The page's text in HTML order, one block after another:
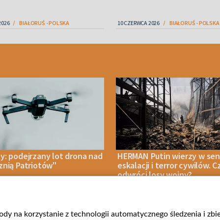
BIAŁORUŚ - POLSKA 10 CZERWCA 2026 BIAŁORUŚ - POLSKA
podejrzany lot drona nad
Patriotów"
HERMAN Putin wierzy w
eskalacji i terror cywilów.
odwróci losy wojny?
na korzystanie z technologii automatycznego śledzenia i